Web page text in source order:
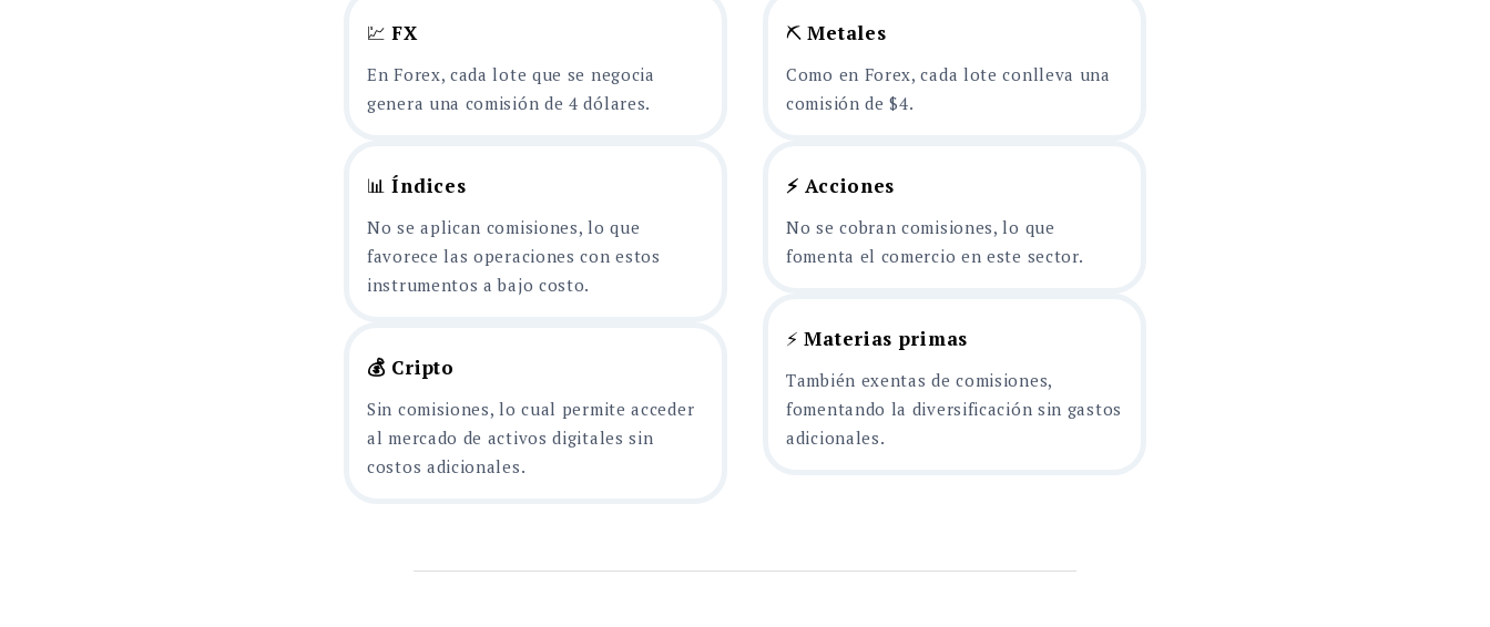
💹FX
En Forex, cada lote que se negocia
genera una comisión de 4 dólares.
📊Índices
No se aplican comisiones, lo que
favorece las operaciones con estos
instrumentos a bajo costo.
💰 Cripto
Sin comisiones, lo cual permite acceder
al mercado de activos digitales sin
costos adicionales.
⛏️Metales
Como en Forex, cada lote conlleva una
comisión de $4.
⚡ Acciones
No se cobran comisiones, lo que
fomenta el comercio en este sector.
⚡Materias primas
También exentas de comisiones,
fomentando la diversificación sin gastos
adicionales.